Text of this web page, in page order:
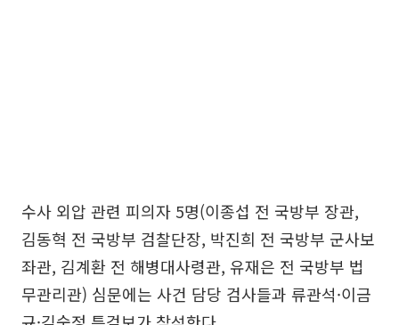
수사 외압 관련 피의자 5명(이종섭 전 국방부 장관,
김동혁 전 국방부 검찰단장, 박진희 전 국방부 군사보
좌관, 김계환 전 해병대사령관, 유재은 전 국방부 법
무관리관) 심문에는 사건 담당 검사들과 류관석·이금